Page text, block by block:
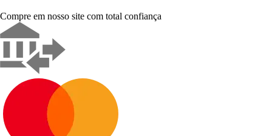
Compre em nosso site com total confiança